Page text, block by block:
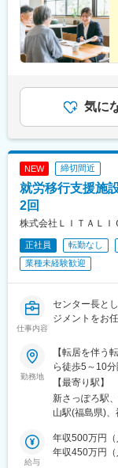
せ執務スペー
直行直帰
駅、的場町駅
事業所前駅、
気に
NEW 締切間近
就労移行支援施
2回
株式会社ＬＩＴＡＬＩ
正社員 転勤なし
業種未経験歓迎
仕事内容
センター長と
ジメントをお
勤務地
【転居を伴う
ら徒歩5～10
検索でご確認
島、郡山■栃木
谷、草加、朝
横須賀、大和
屋、春日井、
【最寄り駅】
新さっぽろ駅
山駅(福島県)
柏駅、西船橋
里駅(舎人ライ
給与
年収500万円（
年収450万円（